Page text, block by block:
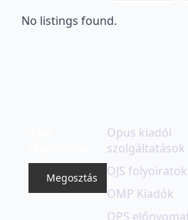
No listings found.
Megosztás
Opus kiadói
szolgáltatások
OJS folyoiratok
OMP Kiadók
OPS